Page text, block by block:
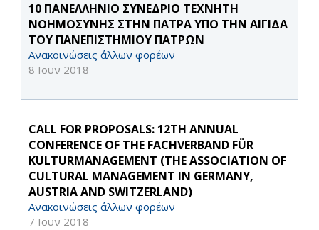
10 ΠΑΝΕΛΛΗΝΙΟ ΣΥΝΕΔΡΙΟ ΤΕΧΝΗΤΗ
ΝΟΗΜΟΣΥΝΗΣ ΣΤΗΝ ΠΑΤΡΑ ΥΠΟ ΤΗΝ ΑΙΓΙΔΑ
ΤΟΥ ΠΑΝΕΠΙΣΤΗΜΙΟΥ ΠΑΤΡΩΝ
Ανακοινώσεις άλλων φορέων
8 Ιουν 2018
CALL FOR PROPOSALS: 12TH ANNUAL
CONFERENCE OF THE FACHVERBAND FÜR
KULTURMANAGEMENT (THE ASSOCIATION OF
CULTURAL MANAGEMENT IN GERMANY,
AUSTRIA AND SWITZERLAND)
Ανακοινώσεις άλλων φορέων
7 Ιουν 2018